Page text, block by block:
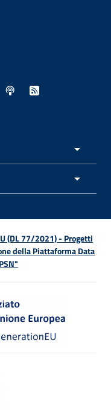
in nuova finestra
in nuova finestra
- Apertura in
esterno - Apertura in
- Sito esterno -
- Sito esterno -
Spreaker - Sito
Feed RSS -
(DL 77/2021) - Progetti
della Piattaforma Data